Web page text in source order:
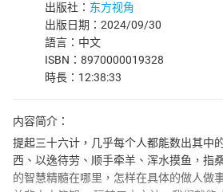
出版社： 东方视角
出版日期：2024/09/30
語言：中文
ISBN：8970000019328
時長：12:38:33
内容简介：
提起三十六计，几乎每个人都能数出其中
西、以逸待劳、顺手牵羊、浑水摸鱼，指
的智慧精髓在哪里，怎样在具体的做人做